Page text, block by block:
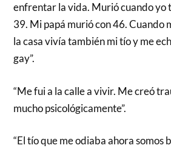
enfrentar la vida. Murió cuando yo
39. Mi papá murió con 46. Cuando
la casa vivía también mi tío y me
gay”.
“Me fui a la calle a vivir. Me creó
mucho psicológicamente”.
“El tío que me odiaba ahora somos